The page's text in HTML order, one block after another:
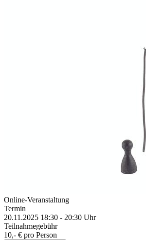
Online-Veranstaltung
Termin
20.11.2025 18:30 - 20:30 Uhr
Teilnahmegebühr
10,- € pro Person